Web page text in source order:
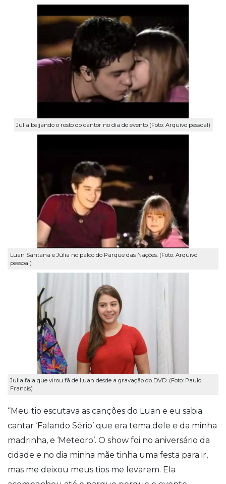
Julia beijando o rosto do cantor no dia do evento (Foto: Arquivo pessoal)
Luan Santana e Julia no palco do Parque das Nações. (Foto: Arquivo
pessoal)
Julia fala que virou fã de Luan desde a gravação do DVD. (Foto: Paulo
Francis)
“Meu tio escutava as canções do Luan e eu sabia
cantar ‘Falando Sério’ que era tema dele e da minha
madrinha, e ‘Meteoro’. O show foi no aniversário da
cidade e no dia minha mãe tinha uma festa para ir,
mas me deixou meus tios me levarem. Ela